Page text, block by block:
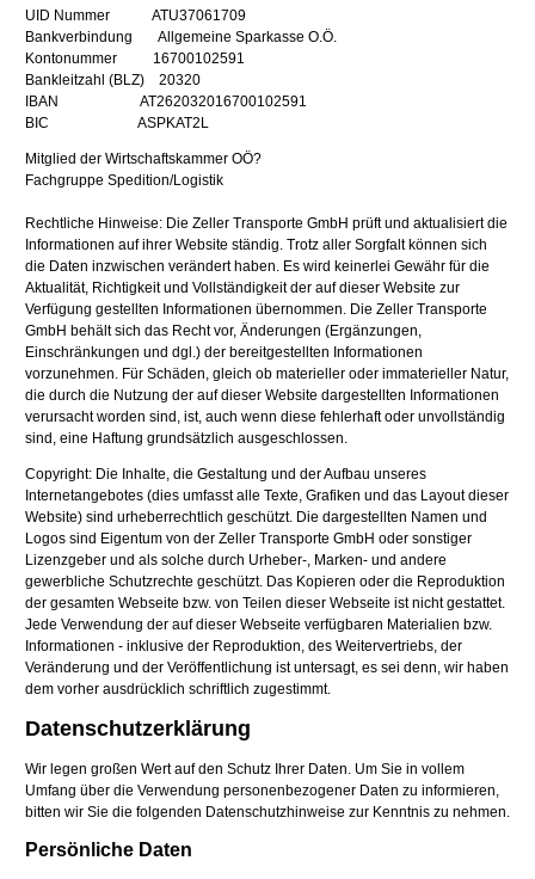
UID Nummer ATU37061709
Bankverbindung Allgemeine Sparkasse O.Ö.
Kontonummer 16700102591
Bankleitzahl (BLZ) 20320
IBAN AT262032016700102591
BIC ASPKAT2L
Mitglied der Wirtschaftskammer OÖ?
Fachgruppe Spedition/Logistik
Rechtliche Hinweise: Die Zeller Transporte GmbH prüft und aktualisiert die
Informationen auf ihrer Website ständig. Trotz aller Sorgfalt können sich
die Daten inzwischen verändert haben. Es wird keinerlei Gewähr für die
Aktualität, Richtigkeit und Vollständigkeit der auf dieser Website zur
Verfügung gestellten Informationen übernommen. Die Zeller Transporte
GmbH behält sich das Recht vor, Änderungen (Ergänzungen,
Einschränkungen und dgl.) der bereitgestellten Informationen
vorzunehmen. Für Schäden, gleich ob materieller oder immaterieller Natur,
die durch die Nutzung der auf dieser Website dargestellten Informationen
verursacht worden sind, ist, auch wenn diese fehlerhaft oder unvollständig
sind, eine Haftung grundsätzlich ausgeschlossen.
Copyright: Die Inhalte, die Gestaltung und der Aufbau unseres
Internetangebotes (dies umfasst alle Texte, Grafiken und das Layout dieser
Website) sind urheberrechtlich geschützt. Die dargestellten Namen und
Logos sind Eigentum von der Zeller Transporte GmbH oder sonstiger
Lizenzgeber und als solche durch Urheber-, Marken- und andere
gewerbliche Schutzrechte geschützt. Das Kopieren oder die Reproduktion
der gesamten Webseite bzw. von Teilen dieser Webseite ist nicht gestattet.
Jede Verwendung der auf dieser Webseite verfügbaren Materialien bzw.
Informationen - inklusive der Reproduktion, des Weitervertriebs, der
Veränderung und der Veröffentlichung ist untersagt, es sei denn, wir haben
dem vorher ausdrücklich schriftlich zugestimmt.
Datenschutzerklärung
Wir legen großen Wert auf den Schutz Ihrer Daten. Um Sie in vollem
Umfang über die Verwendung personenbezogener Daten zu informieren,
bitten wir Sie die folgenden Datenschutzhinweise zur Kenntnis zu nehmen.
Persönliche Daten